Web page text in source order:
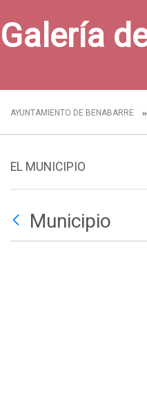
Galería
AYUNTAMIENTO DE BENABARRE
EL MUNICIPIO
Municipio